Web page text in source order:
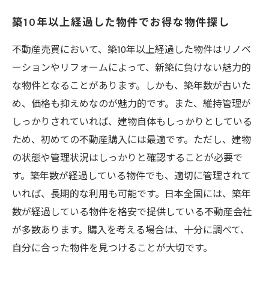
築10年以上経過した物件でお得な物件探し
不動産売買において、築10年以上経過した物件はリノベ
ーションやリフォームによって、新築に負けない魅力的
な物件となることがあります。しかも、築年数が古いた
め、価格も抑えめなのが魅力的です。また、維持管理が
しっかりされていれば、建物自体もしっかりとしている
ため、初めての不動産購入には最適です。ただし、建物
の状態や管理状況はしっかりと確認することが必要で
す。築年数が経過している物件でも、適切に管理されて
いれば、長期的な利用も可能です。日本全国には、築年
数が経過している物件を格安で提供している不動産会社
が多数あります。購入を考える場合は、十分に調べて、
自分に合った物件を見つけることが大切です。